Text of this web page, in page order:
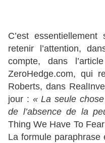
C’est
retenir l’attention,
compte, dans
ZeroHedge.com, qui
Roberts, dans
jour : « La seule
de l’absence de la
Thing We Have To
La formule paraphrase